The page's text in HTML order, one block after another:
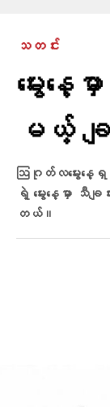
သတင်း
မွေးန
မယ့် ခ
ဩဂုတ်လမွေးနေ့
ရဲ့ မွေးနေ့မှာ သီ
တယ်။